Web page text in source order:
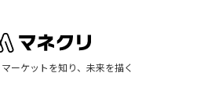
ーケットを知り、未来を描く